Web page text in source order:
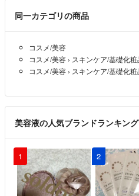
同一カテゴリの商品
コスメ/美容
コスメ/美容 › スキンケア/基礎化粧
コスメ/美容 › スキンケア/基礎化粧
美容液の人気ブランドランキング
1 2